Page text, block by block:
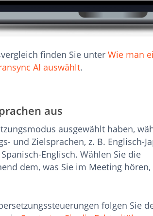
finden Sie unter Wie man
AI auswählt.
aus
ausgewählt haben,
und Zielsprachen, z. B. Englisch-
Englisch. Wählen Sie die
dem, was Sie im Meeting hören,
folgen Sie